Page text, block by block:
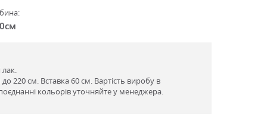
лак.
до 220 см. Вставка 60 см. Вартість виробу в
кольорів уточняйте у менеджера.